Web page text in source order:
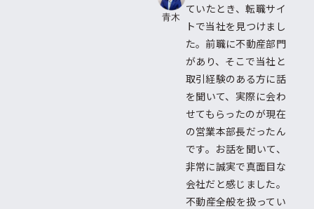
青木
ていたとき、転職サイ
トで当社を見つけまし
た。前職に不動産部門
があり、そこで当社と
取引経験のある方に話
を聞いて、実際に会わ
せてもらったのが現在
の営業本部長だったん
です。お話を聞いて、
非常に誠実で真面目な
会社だと感じました。
不動産全般を扱ってい